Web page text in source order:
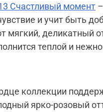
Счастливый момент
и учит быть
мягкий, деликатный
теплой и
коллекции
ярко-розовый